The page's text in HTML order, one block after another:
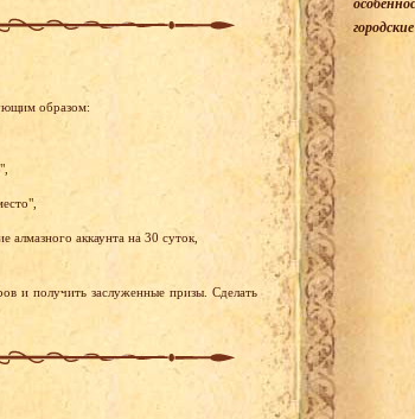
образом:
аккаунта на 30 суток,
и получить заслуженные призы. Сделать